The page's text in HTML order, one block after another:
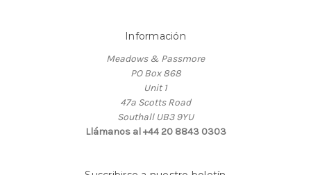
Información
Meadows & Passmore
PO Box 868
Unit 1
47a Scotts Road
Southall UB3 9YU
Llámanos al +44 20 8843 0303